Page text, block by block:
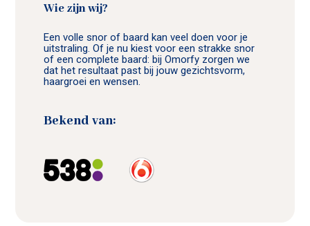
Wie zijn wij?
Een volle snor of baard kan veel doen voor je
uitstraling. Of je nu kiest voor een strakke snor
of een complete baard: bij Omorfy zorgen we
dat het resultaat past bij jouw gezichtsvorm,
haargroei en wensen.
Bekend van: